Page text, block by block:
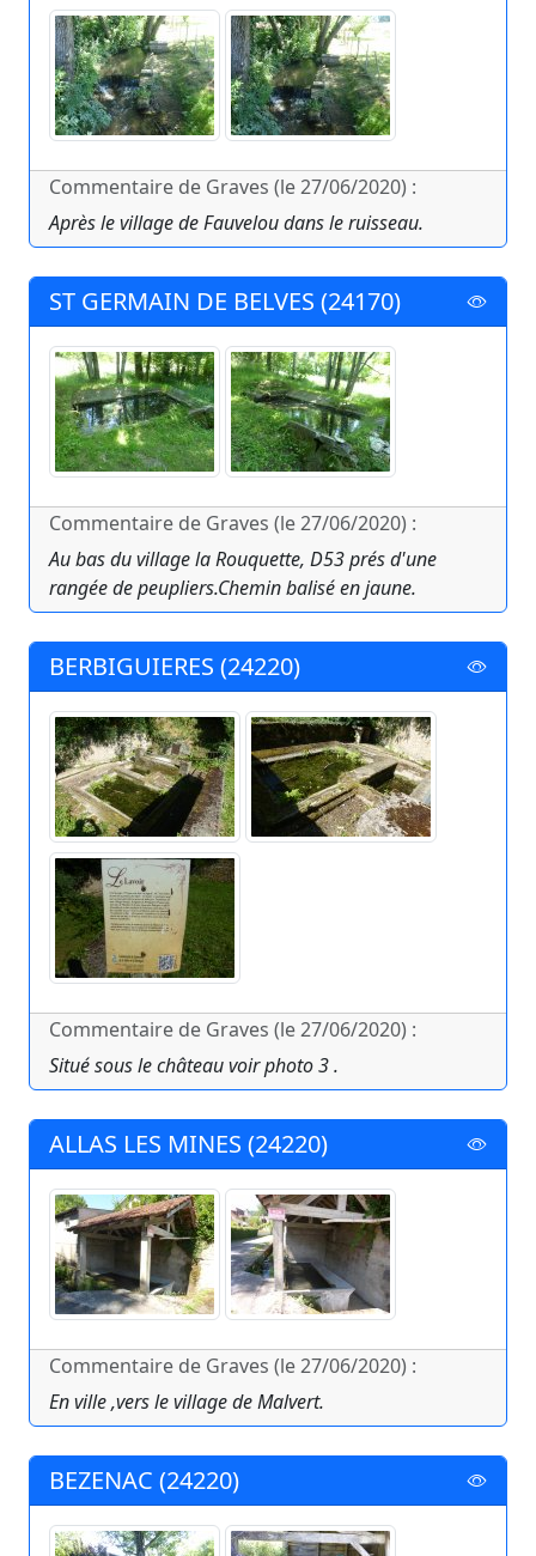
Commentaire de Graves (le 27/06/2020) :
Après le village de Fauvelou dans le ruisseau.
ST GERMAIN DE BELVES (24170)
Commentaire de Graves (le 27/06/2020) :
Au bas du village la Rouquette, D53 prés d'une
rangée de peupliers.Chemin balisé en jaune.
BERBIGUIERES (24220)
Commentaire de Graves (le 27/06/2020) :
Situé sous le château voir photo 3 .
ALLAS LES MINES (24220)
Commentaire de Graves (le 27/06/2020) :
En ville ,vers le village de Malvert.
BEZENAC (24220)